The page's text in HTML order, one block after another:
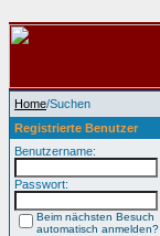
Home/Suchen
Registrierte Benutzer
Benutzername:
Passwort:
Beim nächsten Besuch
automatisch anmelden?